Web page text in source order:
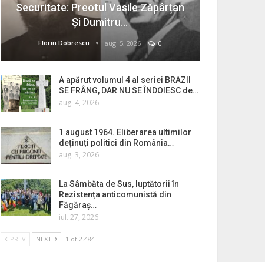
Securitate: Preotul Vasile Zăpârțan
Și Dumitru…
Florin Dobrescu aug. 5, 2026 0
A apărut volumul 4 al seriei BRAZII
SE FRÂNG, DAR NU SE ÎNDOIESC de…
aug. 4, 2026
1 august 1964. Eliberarea ultimilor
deținuți politici din România…
aug. 3, 2026
La Sâmbăta de Sus, luptătorii în
Rezistența anticomunistă din
Făgăraș…
iul. 27, 2026
PREV NEXT 1 of 2.484